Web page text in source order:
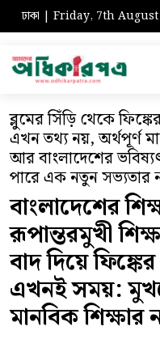
ঢাকা | Friday, 7th
ব্লুমের সিঁড়ি থেকে
এখন তথ্য নয়, অর্থপূর্ণ
আর বাংলাদেশের
পারে এক নতুন সভ্যতার
বাংলাদেশের
রূপান্তরমুখী
বাদ দিয়ে
এখনই সময়:
মানবিক শিক্ষার